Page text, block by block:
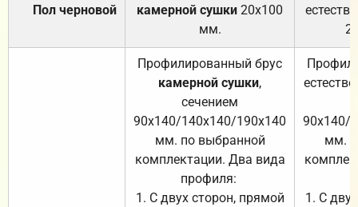
Пол черновой
камерной сушки 20х100
мм.
Профилированный брус
камерной сушки,
сечением
90х140/140х140/190х140
мм. по выбранной
комплектации. Два вида
профиля:
1. С двух сторон, прямой
90х140/
мм.
1. С